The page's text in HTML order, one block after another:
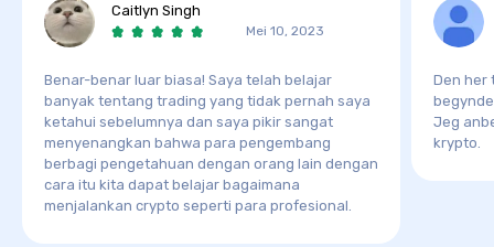
Caitlyn Singh
Mei 10, 2023
Benar-benar luar biasa! Saya telah belajar
banyak tentang trading yang tidak pernah saya
ketahui sebelumnya dan saya pikir sangat
menyenangkan bahwa para pengembang
berbagi pengetahuan dengan orang lain dengan
cara itu kita dapat belajar bagaimana
menjalankan crypto seperti para profesional.
Den her
Jeg
krypto.